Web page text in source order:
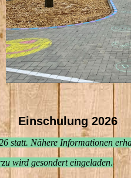
Einschulung 2026
statt. Nähere Informationen
wird gesondert eingeladen.